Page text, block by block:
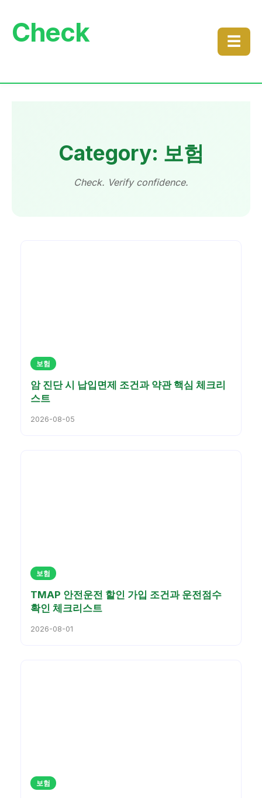
Check ☰
Category: 보험
Check. Verify confidence.
보험
암 진단 시 납입면제 조건과 약관 핵심 체크리
스트
2026-08-05
보험
TMAP 안전운전 할인 가입 조건과 운전점수
확인 체크리스트
2026-08-01
보험